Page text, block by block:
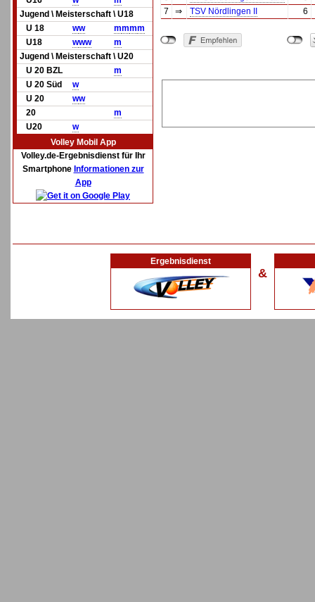
Jugend \ Meisterschaft \ U18
U 18
ww mmmm
U18
www
m
Jugend \ Meisterschaft \ U20
U 20 BZL
m
U 20 Süd
w
U 20
ww
20
m
U20
w
Volley Mobil App
Volley.de-Ergebnisdienst für Ihr
Smartphone Informationen zur
App
7
⇒ TSV Nördlingen II 6
Ergebnisdienst
&